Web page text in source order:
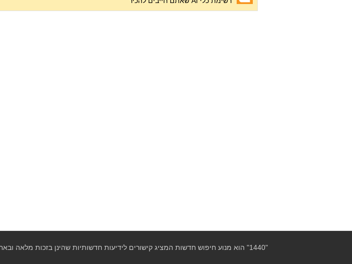
"1440" הוא מנוע חיפוש חדשות המציג קישורים לידיעות חדשותיות שהינן בזכות מלאה ובאחראיות אתרי המקור בלבד!